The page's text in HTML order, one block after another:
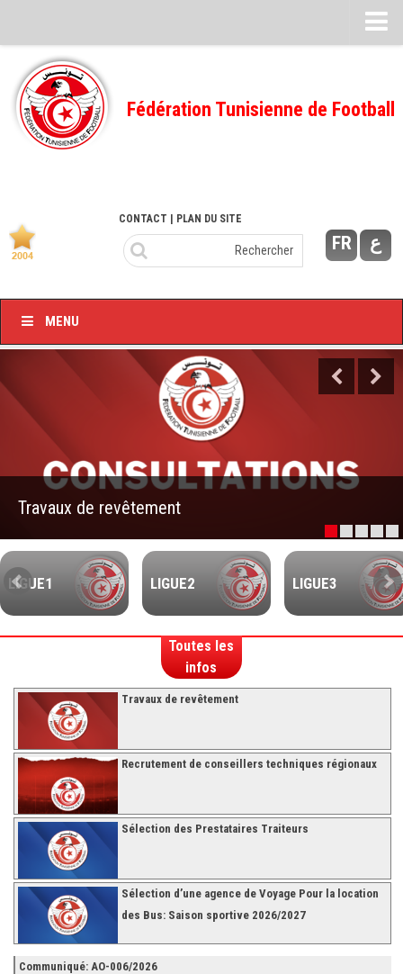
Feuille de match
FMI – 2022/2023
Ligue I – 2022/2023
Ligue I – 2020/2021
Ligue I – 2019/2020
Feuilles de match 2018/2019
Feuille de match 2017/2018
–Ligue I–
–Ligue II–
Feuille de match 2016/2017
-Ligue I-
-Ligue II-
Fédération Tunisienne de Football
FR ع
CONTACT | PLAN DU SITE
MENU
Travaux de revêtement
LIGUE1 LIGUE2 LIGUE3
Toutes les
infos
Travaux de revêtement
Recrutement de conseillers techniques régionaux
Sélection des Prestataires Traiteurs
Sélection d’une agence de Voyage Pour la location
des Bus: Saison sportive 2026/2027
Communiqué: AO-006/2026